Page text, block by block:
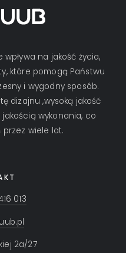
na jakość życia,
które pomogą Państwu
i wygodny sposób.
dizajnu ,wysoką jakość
wykonania, co
przez wiele lat.
013
2a/27